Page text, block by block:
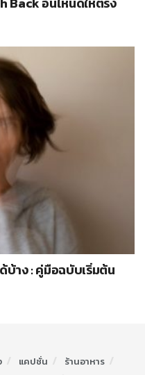
บ้าง : คู่มือฉบับเริ่มต้น
แคปชั่น
ร้านอาหาร